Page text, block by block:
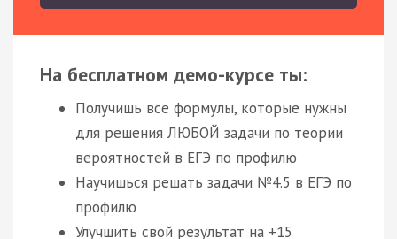
На бесплатном демо-курсе ты:
Получишь все формулы, которые нужны
для решения ЛЮБОЙ задачи по теории
вероятностей в ЕГЭ по профилю
Научишься решать задачи №4.5 в ЕГЭ по
профилю
Улучшить свой результат на +15